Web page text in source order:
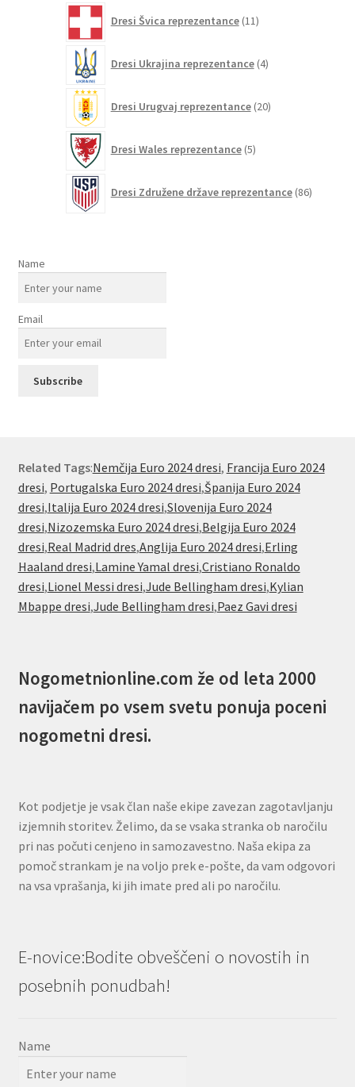
Dresi Švica reprezentance 11izdelkov
Dresi Ukrajina reprezentance 4izdelki
Dresi Urugvaj reprezentance 20izdelkov
Dresi Wales reprezentance 5izdelkov
Dresi Združene države reprezentance 86izdelkov
Name
Email
Related Tags:Nemčija Euro 2024 dresi, Francija Euro 2024
dresi, Portugalska Euro 2024 dresi,Španija Euro 2024
dresi,Italija Euro 2024 dresi,Slovenija Euro 2024
dresi,Nizozemska Euro 2024 dresi,Belgija Euro 2024
dresi,Real Madrid dres,Anglija Euro 2024 dresi,Erling
Haaland dresi,Lamine Yamal dresi,Cristiano Ronaldo
dresi,Lionel Messi dresi,Jude Bellingham dresi,Kylian
Mbappe dresi,Jude Bellingham dresi,Paez Gavi dresi
Nogometnionline.com že od leta 2000
navijačem po vsem svetu ponuja poceni
nogometni dresi.
Kot podjetje je vsak član naše ekipe zavezan zagotavljanju
izjemnih storitev. Želimo, da se vsaka stranka ob naročilu
pri nas počuti cenjeno in samozavestno. Naša ekipa za
pomoč strankam je na voljo prek e-pošte, da vam odgovori
na vsa vprašanja, ki jih imate pred ali po naročilu.
E-novice:Bodite obveščeni o novostih in
posebnih ponudbah!
Name